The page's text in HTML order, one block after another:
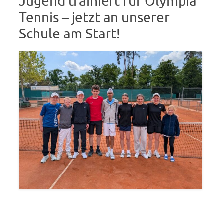
Tennis – jetzt an unserer
Schule am Start!